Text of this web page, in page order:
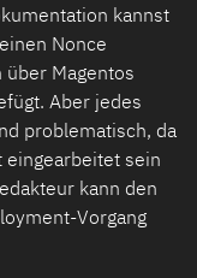
kannst
Nonce
Magentos
Aber jedes
problematisch, da
eingearbeitet sein
kann den
Vorgang